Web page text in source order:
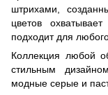
штрихами,
цветов
подходит для
Коллекция любой
стильным
модные серые и